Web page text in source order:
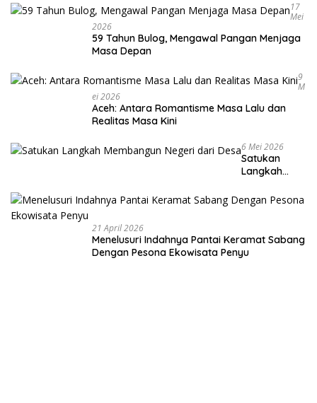
17
Mei
2026
59 Tahun Bulog, Mengawal Pangan Menjaga
Masa Depan
9
M
Ei 2026
Aceh: Antara Romantisme Masa Lalu dan
Realitas Masa Kini
6 Mei 2026
Satukan
Langkah
Negeri dari
Desa
21 April 2026
Menelusuri Indahnya Pantai Keramat Sabang
Dengan Pesona Ekowisata Penyu